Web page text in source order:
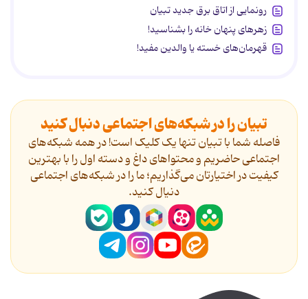
رونمایی از اتاق برق جدید تبیان
زهرهای پنهان خانه را بشناسید!
قهرمان‌های خسته یا والدین مفید!
تبیان را در شبکه‌های اجتماعی دنبال کنید
فاصله شما با تبیان تنها یک کلیک است! در همه شبکه‌های
اجتماعی حاضریم و محتواهای داغ و دسته اول را با بهترین
کیفیت در اختیارتان می‌گذاریم؛ ما را در شبکه‌های اجتماعی
دنیال کنید.